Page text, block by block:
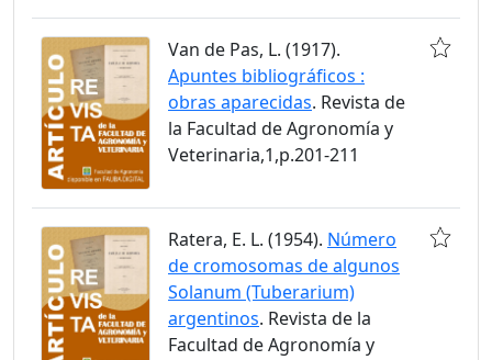
Van de Pas, L. (1917).
Apuntes bibliográficos :
obras aparecidas. Revista de
la Facultad de Agronomía y
Veterinaria,1,p.201-211
Ratera, E. L. (1954). Número
de cromosomas de algunos
Solanum (Tuberarium)
argentinos. Revista de la
Facultad de Agronomía y